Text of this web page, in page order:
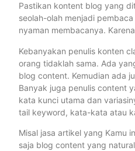
Pastikan kontent blog yang
seolah-olah menjadi
nyaman membacanya.
Kebanyakan penulis konten
orang tidaklah sama. Ada
blog content. Kemudian ada
Banyak juga penulis content
kata kunci utama dan
tail keyword, kata-kata atau
Misal jasa artikel yang Kamu
saja blog content yang